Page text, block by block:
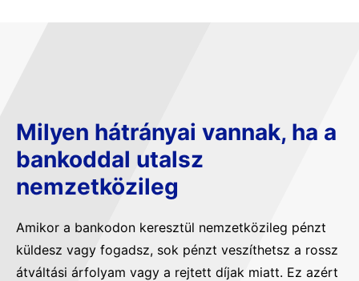
Milyen hátrányai vannak, ha a
bankoddal utalsz
nemzetközileg
Amikor a bankodon keresztül nemzetközileg pénzt
küldesz vagy fogadsz, sok pénzt veszíthetsz a rossz
átváltási árfolyam vagy a rejtett díjak miatt. Ez azért